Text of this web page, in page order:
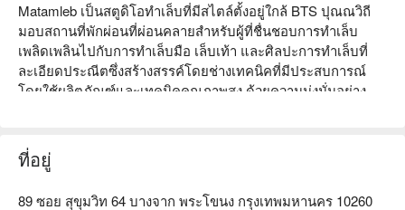
Matamleb เป็นสตูดิโอทำเล็บที่มีสไตล์ตั้งอยู่ใกล้ BTS ปุณณวิถี
มอบสถานที่พักผ่อนที่ผ่อนคลายสำหรับผู้ที่ชื่นชอบการทำเล็บ
เพลิดเพลินไปกับการทำเล็บมือ เล็บเท้า และศิลปะการทำเล็บที่
ละเอียดประณีตซึ่งสร้างสรรค์โดยช่างเทคนิคที่มีประสบการณ์
โดยใช้ผลิตภัณฑ์และเทคนิคคุณภาพสูง ด้วยความมุ่งมั่นอย่าง
ตอนนี้ที่ FunNow และเพลิดเพลินกับโปรโมชั่นพิเศษ!
ที่อยู่
89 ซอย สุขุมวิท 64 บางจาก พระโขนง กรุงเทพมหานคร 10260